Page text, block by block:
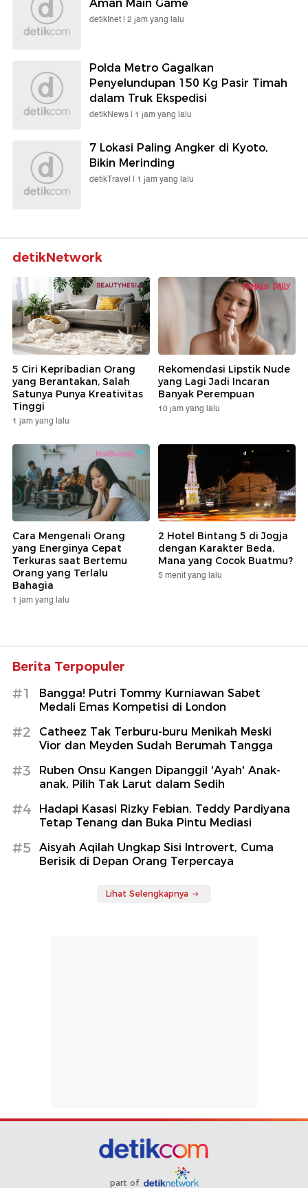
Aman Main Game
detikInet | 2 jam yang lalu
Polda Metro Gagalkan
Penyelundupan 150 Kg Pasir Timah
dalam Truk Ekspedisi
detikNews | 1 jam yang lalu
7 Lokasi Paling Angker di Kyoto,
Bikin Merinding
detikTravel | 1 jam yang lalu
detikNetwork
5 Ciri Kepribadian Orang
yang Berantakan, Salah
Satunya Punya Kreativitas
Tinggi
1 jam yang lalu
Rekomendasi Lipstik Nude
yang Lagi Jadi Incaran
Banyak Perempuan
10 jam yang lalu
Cara Mengenali Orang
yang Energinya Cepat
Terkuras saat Bertemu
Orang yang Terlalu
Bahagia
1 jam yang lalu
2 Hotel Bintang 5 di Jogja
dengan Karakter Beda,
Mana yang Cocok Buatmu?
5 menit yang lalu
Berita Terpopuler
#1
Bangga! Putri Tommy Kurniawan Sabet
Medali Emas Kompetisi di London
#2
Catheez Tak Terburu-buru Menikah Meski
Vior dan Meyden Sudah Berumah Tangga
#3
Ruben Onsu Kangen Dipanggil 'Ayah' Anak-
anak, Pilih Tak Larut dalam Sedih
#4
Hadapi Kasasi Rizky Febian, Teddy Pardiyana
Tetap Tenang dan Buka Pintu Mediasi
#5
Aisyah Aqilah Ungkap Sisi Introvert, Cuma
Berisik di Depan Orang Terpercaya
Lihat Selengkapnya
part of